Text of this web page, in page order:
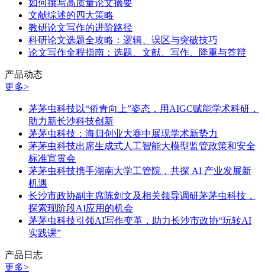
如何撰写高质量论文摘要
文献综述的四大策略
教研论文写作的进阶路径
科研论文选题全攻略：逻辑、误区与突破技巧
论文写作全程指南：选题、文献、写作、降重与答辩
产品动态
更多>
茅茅虫科技以“侨青向上”姿态，用AIGC赋能学术科研，
助力新长沙科技创新
茅茅虫科技：海归创业大赛中展现学术新势力
茅茅虫科技出席生成式人工智能大模型监管政策和安全
标准宣贯会
茅茅虫科技携手湖南大学工管院，共探 AI 产业发展新
机遇
长沙市政协副主席陈剑文及相关领导调研茅茅虫科技，
探索现阶段AI应用的机会
茅茅虫科技引领AI写作变革，助力长沙市政协“玩转AI
实践课”
产品日志
更多>